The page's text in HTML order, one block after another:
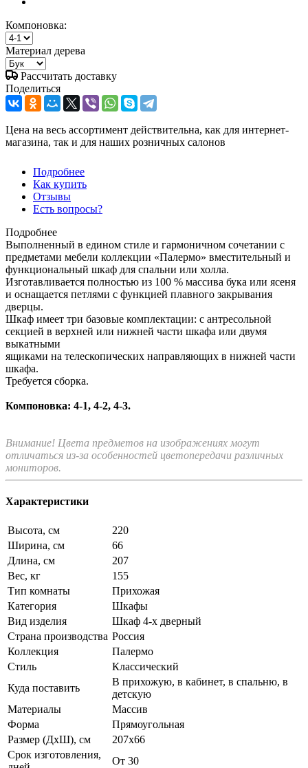
Компоновка:
Материал дерева
Рассчитать доставку
Поделиться
Цена на весь ассортимент действительна, как для интернет-
магазина, так и для наших розничных салонов
Подробнее
Как купить
Отзывы
Есть вопросы?
Подробнее
Выполненный в едином стиле и гармоничном сочетании с
предметами мебели коллекции «Палермо» вместительный и
функциональный шкаф для спальни или холла.
Изготавливается полностью из 100 % массива бука или ясеня
и оснащается петлями с функцией плавного закрывания
дверцы.
Шкаф имеет три базовые комплектации: c антресольной
секцией в верхней или нижней части шкафа или двумя
выкатными
ящиками на телескопических направляющих в нижней части
шкафа.
Требуется сборка.
Компоновка: 4-1, 4-2, 4-3.
Внимание! Цвета предметов на изображениях могут
отличаться из-за особенностей цветопередачи различных
мониторов.
Характеристики
Высота, см
220
Ширина, см
66
Длина, см
207
Вес, кг
155
Тип комнаты
Прихожая
Категория
Шкафы
Вид изделия
Шкаф 4-х дверный
Страна производства Россия
Коллекция
Палермо
Стиль
Классический
Куда поставить
В прихожую, в кабинет, в спальню, в
детскую
Материалы
Массив
Форма
Прямоугольная
Размер (ДхШ), см
207х66
Срок изготовления,
От 30